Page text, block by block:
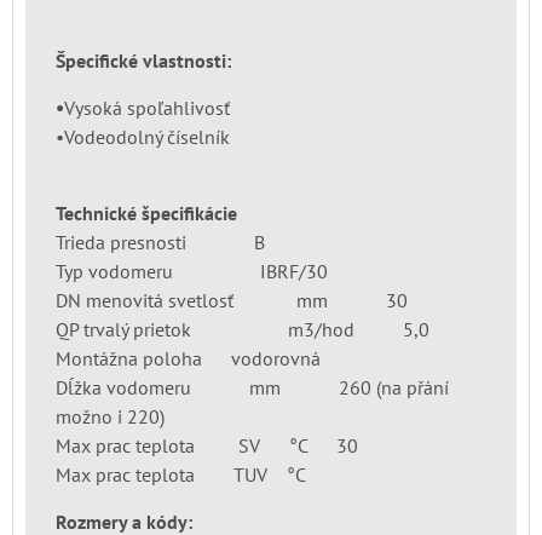
Špecifické vlastnosti:
•Vysoká spoľahlivosť
•Vodeodolný číselník
Technické špecifikácie
Trieda presnosti B
Typ vodomeru IBRF/30
DN menovitá svetlosť mm 30
QP trvalý prietok m3/hod 5,0
Montážna poloha vodorovná
Dĺžka vodomeru mm 260 (na přání
možno i 220)
Max prac teplota SV °C 30
Max prac teplota TUV °C
Rozmery a kódy: